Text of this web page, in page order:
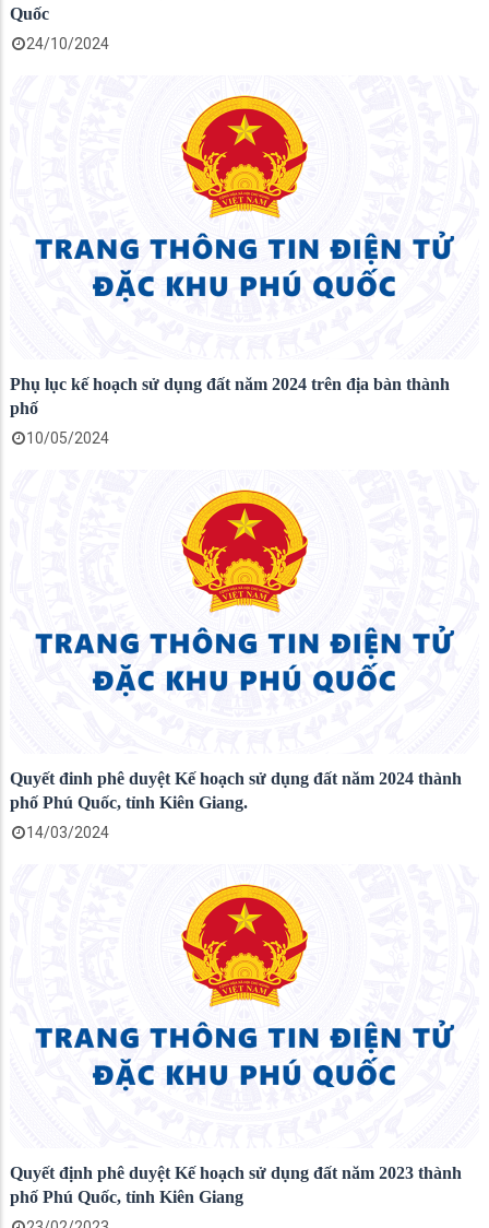
Quốc
24/10/2024
Phụ lục kế hoạch sử dụng đất năm 2024 trên địa bàn thành
phố
10/05/2024
Quyết đinh phê duyệt Kế hoạch sử dụng đất năm 2024 thành
phố Phú Quốc, tỉnh Kiên Giang.
14/03/2024
Quyết định phê duyệt Kế hoạch sử dụng đất năm 2023 thành
phố Phú Quốc, tỉnh Kiên Giang